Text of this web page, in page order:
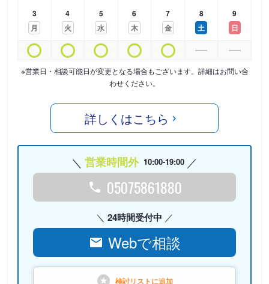
3
月
4
火
5
水
6
木
7
金
8
土
9
日
※営業日・相談可能日が変更となる場合もございます。詳細はお問い合
わせください。
詳しくはこちら
営業時間外 10:00-19:00
05075861880
24時間受付中
Webで相談
検討リストに追加